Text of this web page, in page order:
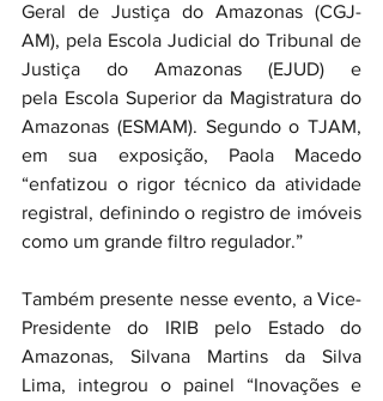
Geral de Justiça do Amazonas (CGJ-
AM), pela Escola Judicial do Tribunal de
Justiça do Amazonas (EJUD) e
pela Escola Superior da Magistratura do
Amazonas (ESMAM). Segundo o TJAM,
em sua exposição, Paola Macedo
“enfatizou o rigor técnico da atividade
registral, definindo o registro de imóveis
como um grande filtro regulador.”
Também presente nesse evento, a Vice-
Presidente do IRIB pelo Estado do
Amazonas, Silvana Martins da Silva
Lima, integrou o painel “Inovações e